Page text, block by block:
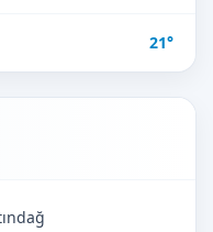
21°